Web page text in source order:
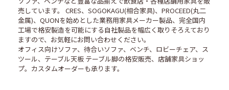
売しています。 CRES、SOGOKAGU(相合家具)、PROCEED(丸二
金属)、QUONを始めとした業務用家具メーカー製品、完全国内
工場で格安製造を可能にする自社製品を幅広く取りそろえており
ますので、お気軽にお問い合わせください。
オフィス向けソファ、待合いソファ、ベンチ、ロビーチェア、ス
ツール、テーブル天板 テーブル脚の格安販売、店舗家具ショッ
プ。カスタムオーダーも承ります。